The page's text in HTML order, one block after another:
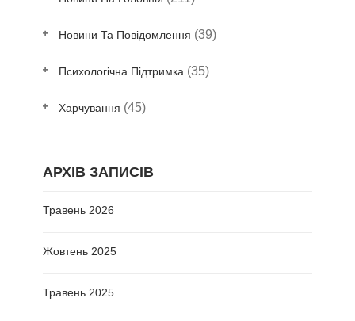
Новини Та Повідомлення (39)
Психологічна Підтримка (35)
Харчування (45)
АРХІВ ЗАПИСІВ
Травень 2026
Жовтень 2025
Травень 2025